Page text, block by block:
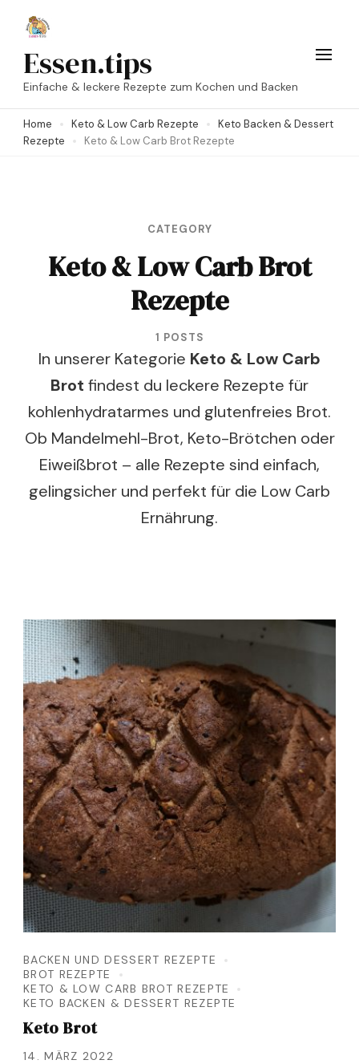
content
(Press
Enter)
Essen.tips
Einfache & leckere Rezepte zum Kochen und Backen
Home Keto & Low Carb Rezepte
Keto Backen & Dessert
Rezepte
Keto & Low Carb Brot Rezepte
CATEGORY
Keto & Low Carb Brot
Rezepte
1 POSTS
In unserer Kategorie Keto & Low Carb
Brot findest du leckere Rezepte für
kohlenhydratarmes und glutenfreies Brot.
Ob Mandelmehl-Brot, Keto-Brötchen oder
Eiweißbrot – alle Rezepte sind einfach,
gelingsicher und perfekt für die Low Carb
Ernährung.
BACKEN UND DESSERT REZEPTE
BROT REZEPTE
KETO & LOW CARB BROT REZEPTE
KETO BACKEN & DESSERT REZEPTE
Keto Brot
14. MÄRZ 2022